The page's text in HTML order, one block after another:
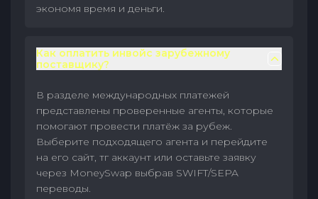
экономя время и деньги.
Как оплатить инвойс зарубежному
поставщику?
В разделе международных платежей
представлены проверенные агенты, которые
помогают провести платёж за рубеж.
Выберите подходящего агента и перейдите
на его сайт, тг аккаунт или оставьте заявку
через MoneySwap выбрав SWIFT/SEPA
переводы.